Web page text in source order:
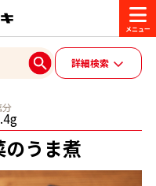
詳細検索
分
のうま煮